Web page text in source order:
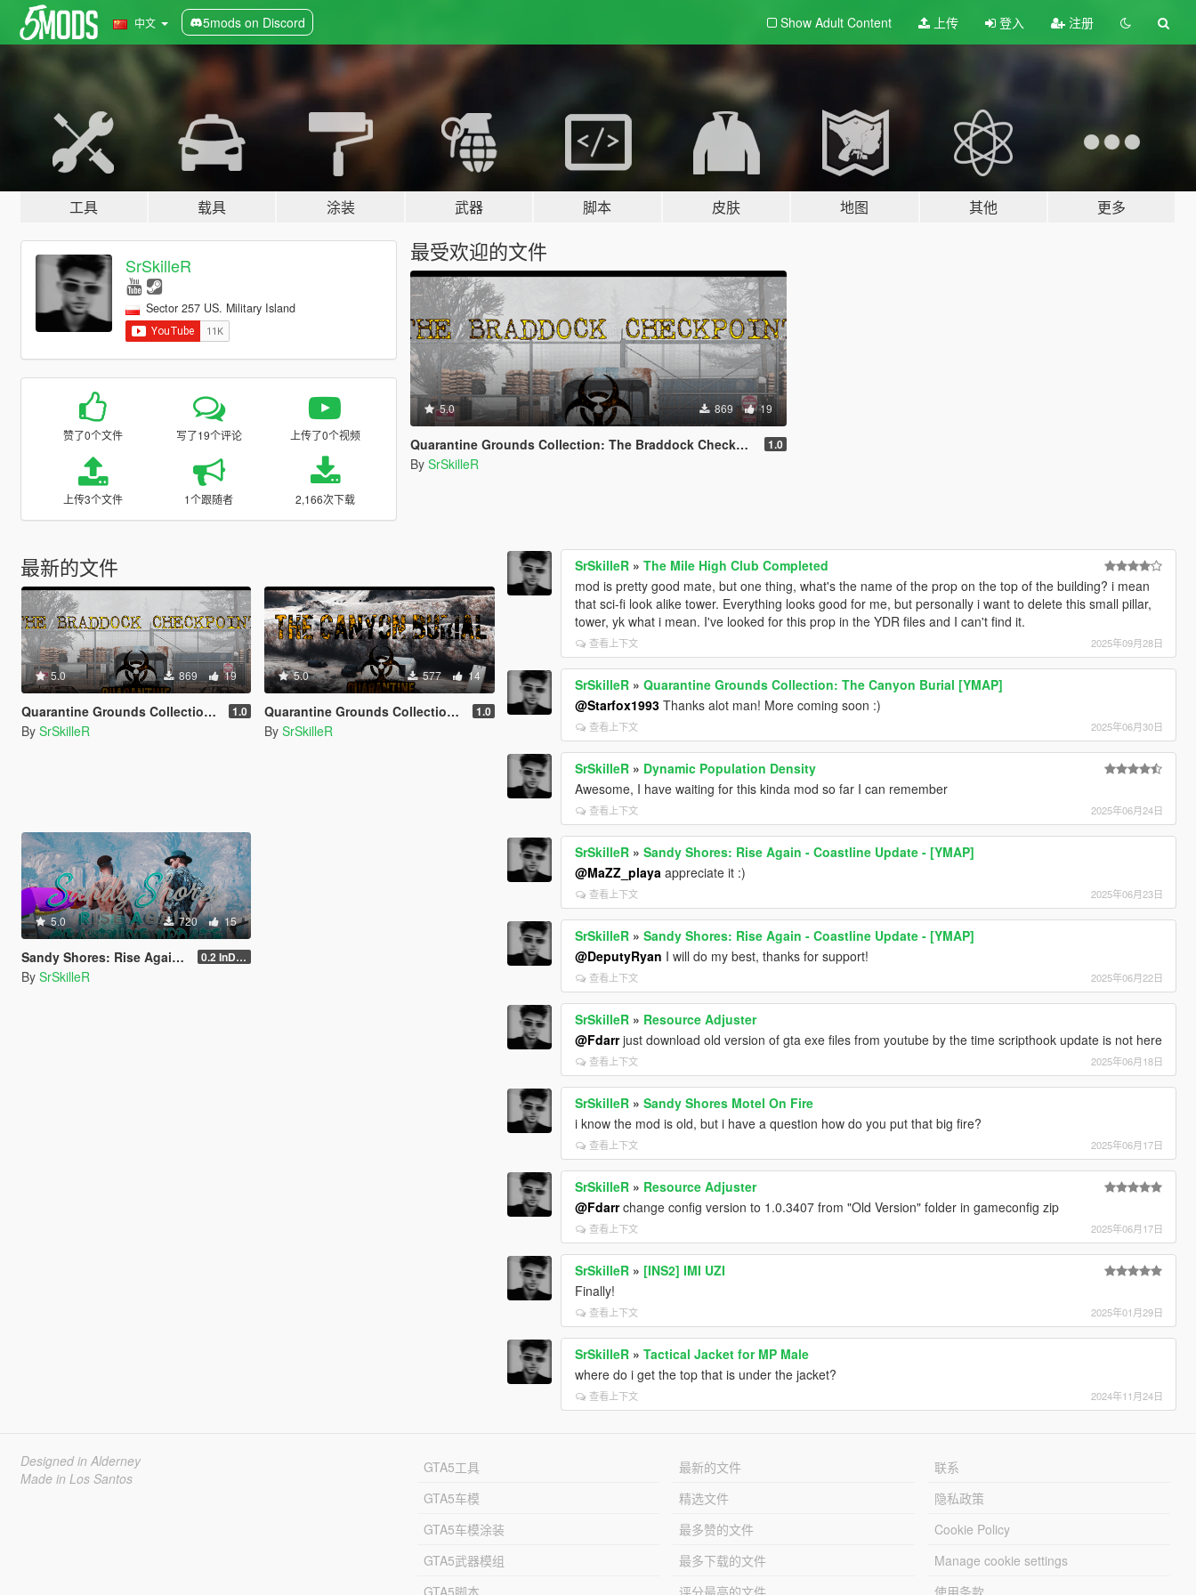
中文 5mods on Discord Show Adult Content 上传 登入 注册
工具 载具 涂装 武器 脚本 皮肤 地图 其他 更多
SrSkilleR
Sector 257 US. Military Island
赞了0个文件 写了19个评论 上传了0个视频
上传3个文件 1个跟随者 2,166次下载
最受欢迎的文件
5.0 869 19
Quarantine Grounds Collection: The Braddock Checkpoint [YMAP] 1.0
By SrSkilleR
最新的文件
5.0 869 19
Quarantine Grounds Collection: The Braddock Checkpoint [YMAP] 1.0
By SrSkilleR
5.0 577 14
Quarantine Grounds Collection: The Canyon Burial [YMAP] 1.0
By SrSkilleR
5.0 720 15
Sandy Shores: Rise Again - Coastline Update - [YMAP] 0.2 InDev
By SrSkilleR
SrSkilleR »The Mile High Club Completed
mod is pretty good mate, but one thing, what's the name of the prop on the top of the building? i mean
that sci-fi look alike tower. Everything looks good for me, but personally i want to delete this small pillar,
tower, yk what i mean. I've looked for this prop in the YDR files and I can't find it.
查看上下文 2025年09月28日
SrSkilleR »Quarantine Grounds Collection: The Canyon Burial [YMAP]
@Starfox1993 Thanks alot man! More coming soon :)
查看上下文 2025年06月30日
SrSkilleR » Dynamic Population Density
Awesome, I have waiting for this kinda mod so far I can remember
查看上下文 2025年06月24日
SrSkilleR »Sandy Shores: Rise Again - Coastline Update - [YMAP]
@MaZZ_playa appreciate it :)
查看上下文 2025年06月23日
SrSkilleR »Sandy Shores: Rise Again - Coastline Update - [YMAP]
@DeputyRyan I will do my best, thanks for support!
查看上下文 2025年06月22日
SrSkilleR » Resource Adjuster
@Fdarrjust download old version of gta exe files from youtube by the time scripthook update is not here
查看上下文 2025年06月18日
SrSkilleR »Sandy Shores Motel On Fire
i know the mod is old, but i have a question how do you put that big fire?
查看上下文 2025年06月17日
SrSkilleR » Resource Adjuster
@Fdarrchange config version to 1.0.3407 from "Old Version" folder in gameconfig zip
查看上下文 2025年06月17日
SrSkilleR » [INS2] IMI UZI
Finally!
查看上下文 2025年01月29日
SrSkilleR »Tactical Jacket for MP Male
where do i get the top that is under the jacket?
查看上下文 2024年11月24日
Designed in Alderney
Made in Los Santos
GTA5工具
GTA5车模
GTA5车模涂装
GTA5武器模组
最新的文件
精选文件
最多赞的文件
最多下载的文件
联系
隐私政策
Cookie Policy
Manage cookie settings